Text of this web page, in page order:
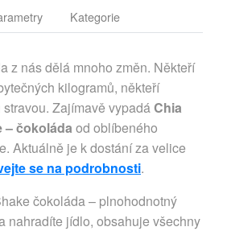
Kategorie
z nás dělá mnoho změn. Někteří
kilogramů, někteří
Zajímavě vypadáChia
– čokoláda od oblíbeného
Aktuálně je k dostání za velice
se na podrobnosti.
čokoláda – plnohodnotný
nahradíte jídlo, obsahuje všechny